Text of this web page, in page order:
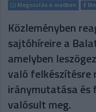
Megosztás e-mailben
Közleményben
sajtóhíreire a
amelyben
való felkészítésre
iránymutatása
valósult meg.